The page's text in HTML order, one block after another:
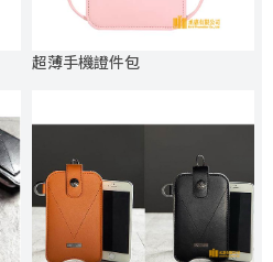
超薄手機證件包